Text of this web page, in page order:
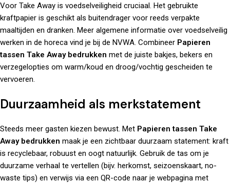
Voor Take Away is voedselveiligheid cruciaal. Het gebruikte
kraftpapier is geschikt als buitendrager voor reeds verpakte
maaltijden en dranken. Meer algemene informatie over voedselveilig
werken in de horeca vind je bij de NVWA . Combineer Papieren
tassen Take Away bedrukken met de juiste bakjes, bekers en
verzegelopties om warm/koud en droog/vochtig gescheiden te
vervoeren.
Duurzaamheid als merkstatement
Steeds meer gasten kiezen bewust. Met Papieren tassen Take
Away bedrukken maak je een zichtbaar duurzaam statement: kraft
is recyclebaar, robuust en oogt natuurlijk. Gebruik de tas om je
duurzame verhaal te vertellen (bijv. herkomst, seizoenskaart, no-
waste tips) en verwijs via een QR-code naar je webpagina met